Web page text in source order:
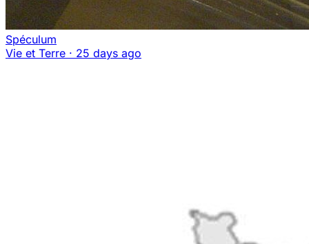
Spéculum
Vie et Terre · 25 days ago